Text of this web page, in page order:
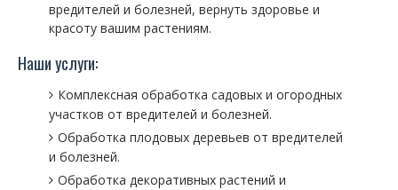
вредителей и болезней, вернуть здоровье и
красоту вашим растениям.
Наши услуги:
Комплексная обработка садовых и огородных
участков от вредителей и болезней.
Обработка плодовых деревьев от вредителей
и болезней.
Обработка декоративных растений и